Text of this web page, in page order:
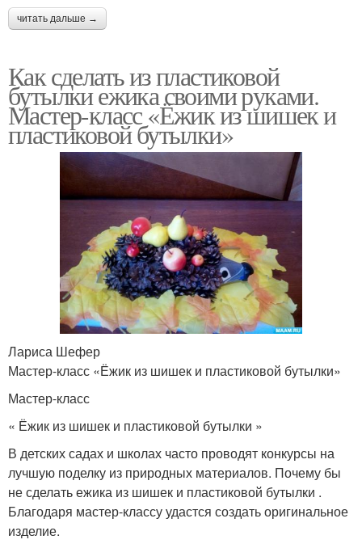
читать дальше →
Как сделать из пластиковой
бутылки ежика своими руками.
Мастер-класс «Ёжик из шишек и
пластиковой бутылки»
Лариса Шефер
Мастер-класс «Ёжик из шишек и пластиковой бутылки»
Мастер-класс
« Ёжик из шишек и пластиковой бутылки »
В детских садах и школах часто проводят конкурсы на
лучшую поделку из природных материалов. Почему бы
не сделать ежика из шишек и пластиковой бутылки .
Благодаря мастер-классу удастся создать оригинальное
изделие.